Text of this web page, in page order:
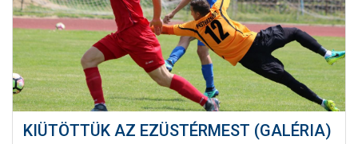
KIÜTÖTTÜK AZ EZÜSTÉRMEST (GALÉRIA)